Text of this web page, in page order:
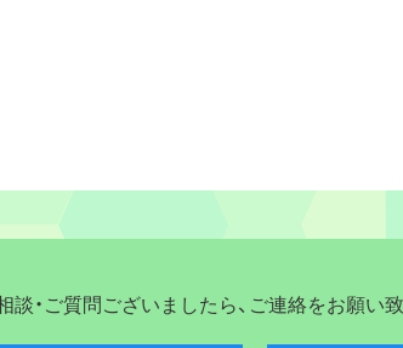
・ご質問ございましたら、ご連絡をお願い